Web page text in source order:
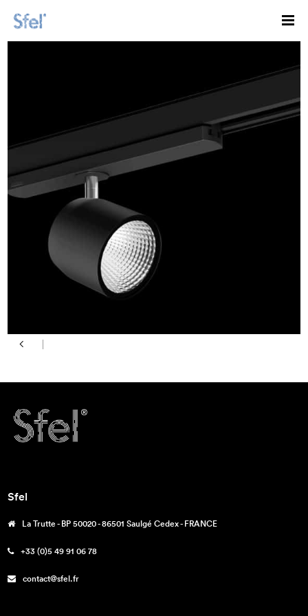
Sfel
La Trutte - BP 50020 - 86501 Saulgé Cedex - FRANCE
+33 (0)5 49 91 06 78
contact@sfel.fr